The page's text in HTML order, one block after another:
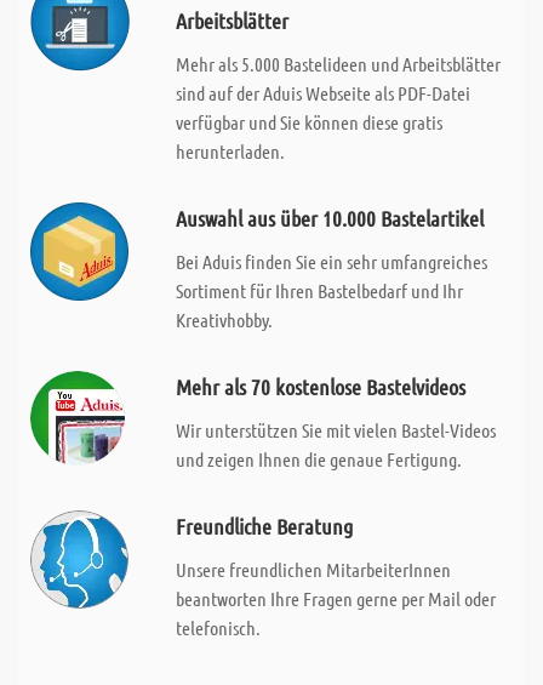
Arbeitsblätter
Mehr als 5.000 Bastelideen und Arbeitsblätter
sind auf der Aduis Webseite als PDF-Datei
verfügbar und Sie können diese gratis
herunterladen.
Auswahl aus über 10.000 Bastelartikel
Bei Aduis finden Sie ein sehr umfangreiches
Sortiment für Ihren Bastelbedarf und Ihr
Kreativhobby.
Mehr als 70 kostenlose Bastelvideos
Wir unterstützen Sie mit vielen Bastel-Videos
und zeigen Ihnen die genaue Fertigung.
Freundliche Beratung
Unsere freundlichen MitarbeiterInnen
beantworten Ihre Fragen gerne per Mail oder
telefonisch.